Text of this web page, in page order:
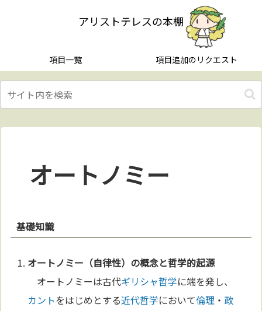
アリストテレスの本棚
項目一覧 項目追加のリクエスト
オートノミー
基礎知識
オートノミー（自律性）の概念と哲学的起源
オートノミーは古代ギリシャ哲学に端を発し、
カントをはじめとする近代哲学において倫理 ・ 政